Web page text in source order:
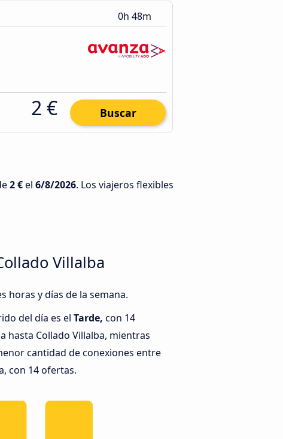
0h 48m
2 € Buscar
2 €el 6/8/2026. Los viajeros flexibles
Villalba
horas y días de la semana.
del día es el Tarde, con 14
hasta Collado Villalba, mientras
cantidad de conexiones entre
con 14 ofertas.